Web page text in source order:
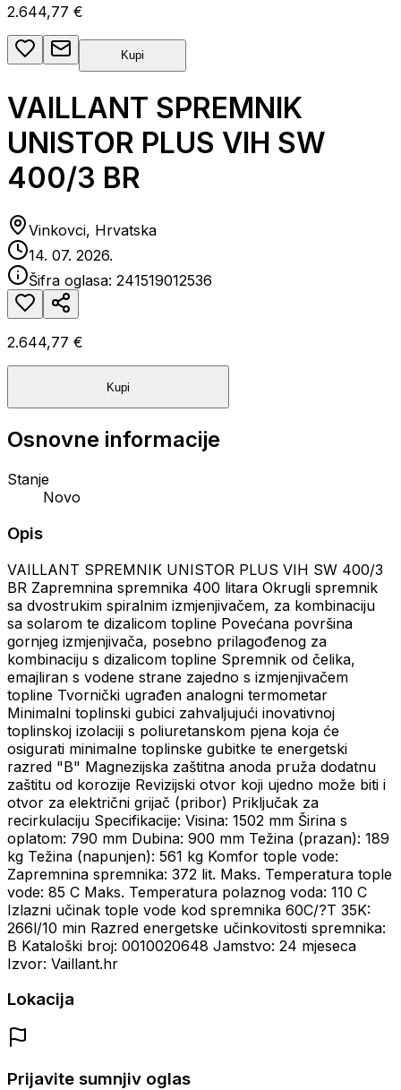
2.644,77 €
Kupi
VAILLANT SPREMNIK
UNISTOR PLUS VIH SW
400/3 BR
Vinkovci, Hrvatska
14. 07. 2026.
Šifra oglasa: 241519012536
2.644,77 €
Kupi
Osnovne informacije
Stanje
Novo
Opis
VAILLANT SPREMNIK UNISTOR PLUS VIH SW 400/3
BR Zapremnina spremnika 400 litara Okrugli spremnik
sa dvostrukim spiralnim izmjenjivačem, za kombinaciju
sa solarom te dizalicom topline Povećana površina
gornjeg izmjenjivača, posebno prilagođenog za
kombinaciju s dizalicom topline Spremnik od čelika,
emajliran s vodene strane zajedno s izmjenjivačem
topline Tvornički ugrađen analogni termometar
Minimalni toplinski gubici zahvaljujući inovativnoj
toplinskoj izolaciji s poliuretanskom pjena koja će
osigurati minimalne toplinske gubitke te energetski
razred "B" Magnezijska zaštitna anoda pruža dodatnu
zaštitu od korozije Revizijski otvor koji ujedno može biti i
otvor za električni grijač (pribor) Priključak za
recirkulaciju Specifikacije: Visina: 1502 mm Širina s
oplatom: 790 mm Dubina: 900 mm Težina (prazan): 189
kg Težina (napunjen): 561 kg Komfor tople vode:
Zapremnina spremnika: 372 lit. Maks. Temperatura tople
vode: 85 C Maks. Temperatura polaznog voda: 110 C
Izlazni učinak tople vode kod spremnika 60C/?T 35K:
266l/10 min Razred energetske učinkovitosti spremnika:
B Kataloški broj: 0010020648 Jamstvo: 24 mjeseca
Izvor: Vaillant.hr
Lokacija
Prijavite sumnjiv oglas